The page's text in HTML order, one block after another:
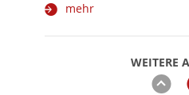
WEITERE
mehr